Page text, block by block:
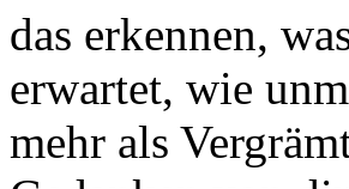
das erkennen,
erwartet, wie
mehr als